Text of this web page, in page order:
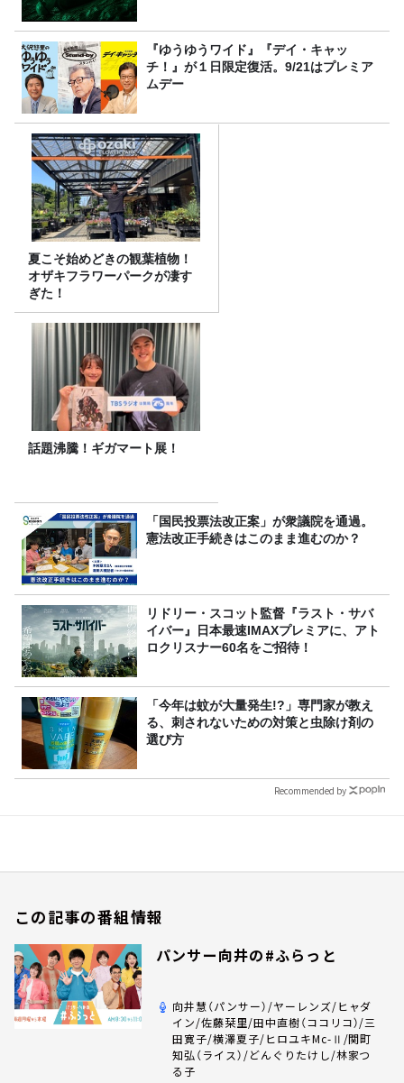
『ゆうゆうワイド』『デイ・キャッ
チ！』が１日限定復活。9/21はプレミア
ムデー
夏こそ始めどきの観葉植物！
オザキフラワーパークが凄す
ぎた！
話題沸騰！ギガマート展！
「国民投票法改正案」が衆議院を通過。
憲法改正手続きはこのまま進むのか？
リドリー・スコット監督『ラスト・サバ
イバー』日本最速IMAXプレミアに、アト
ロクリスナー60名をご招待！
「今年は蚊が大量発生!?」専門家が教え
る、刺されないための対策と虫除け剤の
選び方
Recommended by
この記事の番組情報
パンサー向井の#ふらっと
向井慧（パンサー）/ヤーレンズ/ヒャダ
イン/佐藤栞里/田中直樹（ココリコ）/三
田寛子/横澤夏子/ヒロユキMc-Ⅱ/関町
知弘（ライス）/どんぐりたけし/林家つ
る子